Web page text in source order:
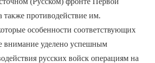
противодействие им.
особенности соответствующих
внимание уделено успешным
русских войск операциям на